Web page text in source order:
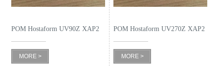
POM Hostaform UV90Z XAP2
共聚物
MORE >
POM Hostaform UV270Z XAP2
低挥发
MORE >